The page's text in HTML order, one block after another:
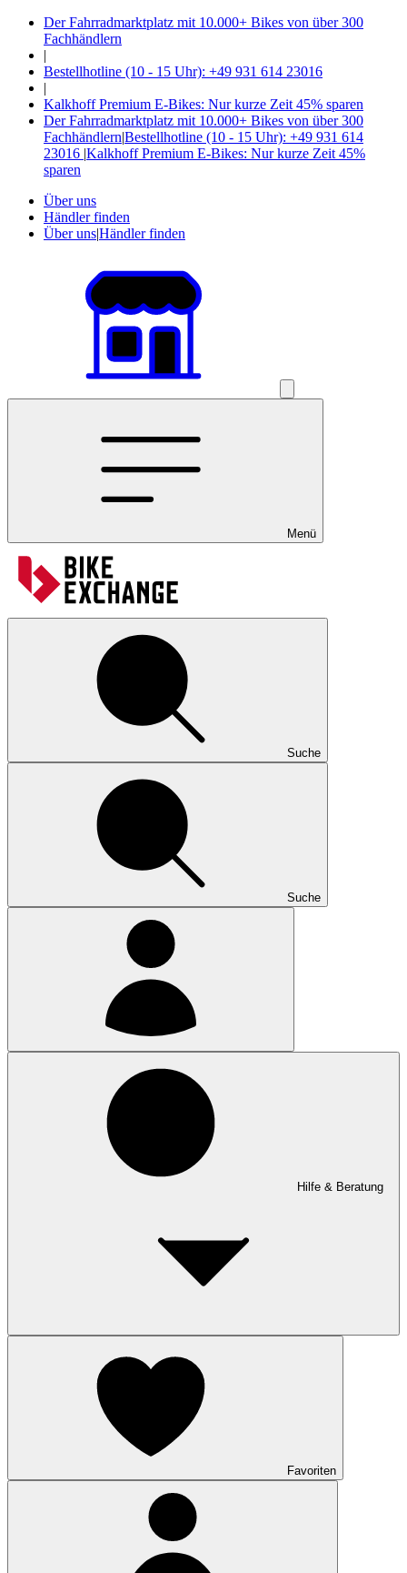
Der Fahrradmarktplatz mit 10.000+ Bikes von über 300
Fachhändlern
|
Bestellhotline (10 - 15 Uhr): +49 931 614 23016
|
Kalkhoff Premium E-Bikes: Nur kurze Zeit 45% sparen
Der Fahrradmarktplatz mit 10.000+ Bikes von über 300
Fachhändlern|Bestellhotline (10 - 15 Uhr): +49 931 614
23016 |Kalkhoff Premium E-Bikes: Nur kurze Zeit 45%
sparen
Über uns
Händler finden
Über uns|Händler finden
Menü
Suche
Suche
Hilfe & Beratung
Favoriten